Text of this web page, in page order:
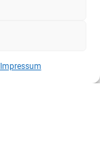
Impressum